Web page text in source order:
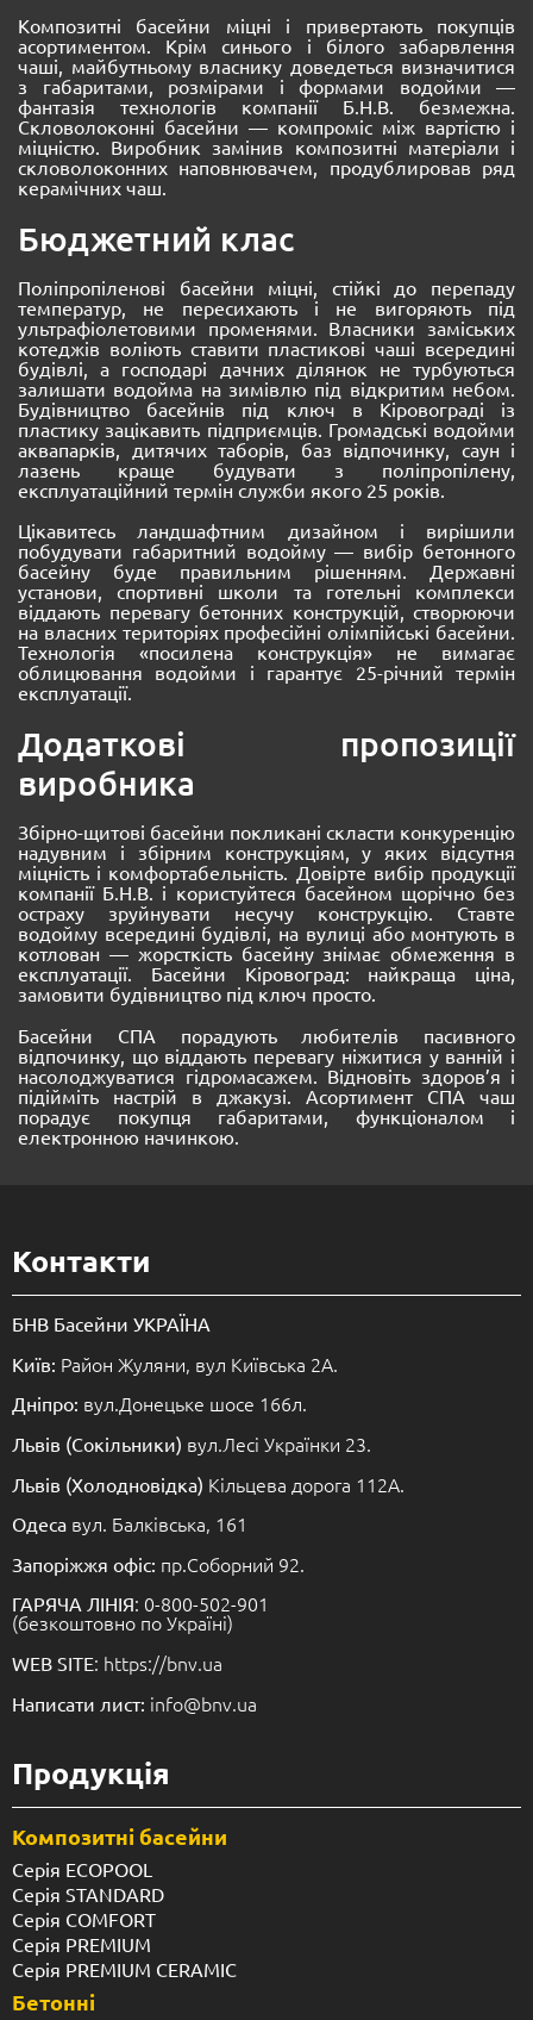
Композитні басейни міцні і привертають покупців
асортиментом. Крім синього і білого забарвлення
чаші, майбутньому власнику доведеться визначитися
з габаритами, розмірами і формами водойми —
фантазія технологів компанії Б.Н.В. безмежна.
Скловолоконні басейни — компроміс між вартістю і
міцністю. Виробник замінив композитні матеріали і
скловолоконних наповнювачем, продублировав ряд
керамічних чаш.
Бюджетний клас
Поліпропіленові басейни міцні, стійкі до перепаду
температур, не пересихають і не вигоряють під
ультрафіолетовими променями. Власники заміських
котеджів воліють ставити пластикові чаші всередині
будівлі, а господарі дачних ділянок не турбуються
залишати водойма на зимівлю під відкритим небом.
Будівництво басейнів під ключ в Кіровограді із
пластику зацікавить підприємців. Громадські водойми
аквапарків, дитячих таборів, баз відпочинку, саун і
лазень краще будувати з поліпропілену,
експлуатаційний термін служби якого 25 років.
Цікавитесь ландшафтним дизайном і вирішили
побудувати габаритний водойму — вибір бетонного
басейну буде правильним рішенням. Державні
установи, спортивні школи та готельні комплекси
віддають перевагу бетонних конструкцій, створюючи
на власних територіях професійні олімпійські басейни.
Технологія «посилена конструкція» не вимагає
облицювання водойми і гарантує 25-річний термін
експлуатації.
Додаткові пропозиції
виробника
Збірно-щитові басейни покликані скласти конкуренцію
надувним і збірним конструкціям, у яких відсутня
міцність і комфортабельність. Довірте вибір продукції
компанії Б.Н.В. і користуйтеся басейном щорічно без
остраху зруйнувати несучу конструкцію. Ставте
водойму всередині будівлі, на вулиці або монтують в
котлован — жорсткість басейну знімає обмеження в
експлуатації. Басейни Кіровоград: найкраща ціна,
замовити будівництво під ключ просто.
Басейни СПА порадують любителів пасивного
відпочинку, що віддають перевагу ніжитися у ванній і
насолоджуватися гідромасажем. Відновіть здоров’я і
підійміть настрій в джакузі. Асортимент СПА чаш
порадує покупця габаритами, функціоналом і
електронною начинкою.
Контакти
БНВ Басейни УКРАЇНА
Київ: Район Жуляни, вул Київська 2А.
Дніпро: вул.Донецьке шосе 166л.
Львів (Сокільники) вул.Лесі Українки 23.
Львів (Холодновідка) Кільцева дорога 112А.
Одеса вул. Балківська, 161
Запоріжжя офіс: пр.Соборний 92.
ГАРЯЧА ЛІНІЯ: 0-800-502-901
(безкоштовно по Україні)
WEB SITE: https://bnv.ua
Написати лист: info@bnv.ua
Продукція
Композитні басейни
Серія ECOPOOL
Серія STANDARD
Серія COMFORT
Серія PREMIUM
Серія PREMIUM CERAMIC
Бетонні